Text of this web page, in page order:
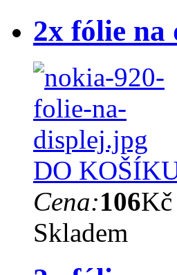
2x fólie na
DO
Cena:106Kč
Skladem